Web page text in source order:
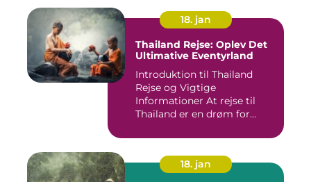
18. jan
Thailand Rejse: Oplev Det
Ultimative Eventyrland
Introduktion til Thailand
Rejse og Vigtige
Informationer At rejse til
Thailand er en drøm for
18. jan